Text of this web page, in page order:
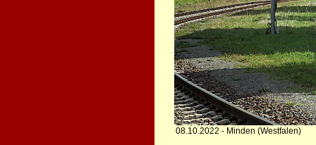
08.10.2022 - Minden (Westfalen)